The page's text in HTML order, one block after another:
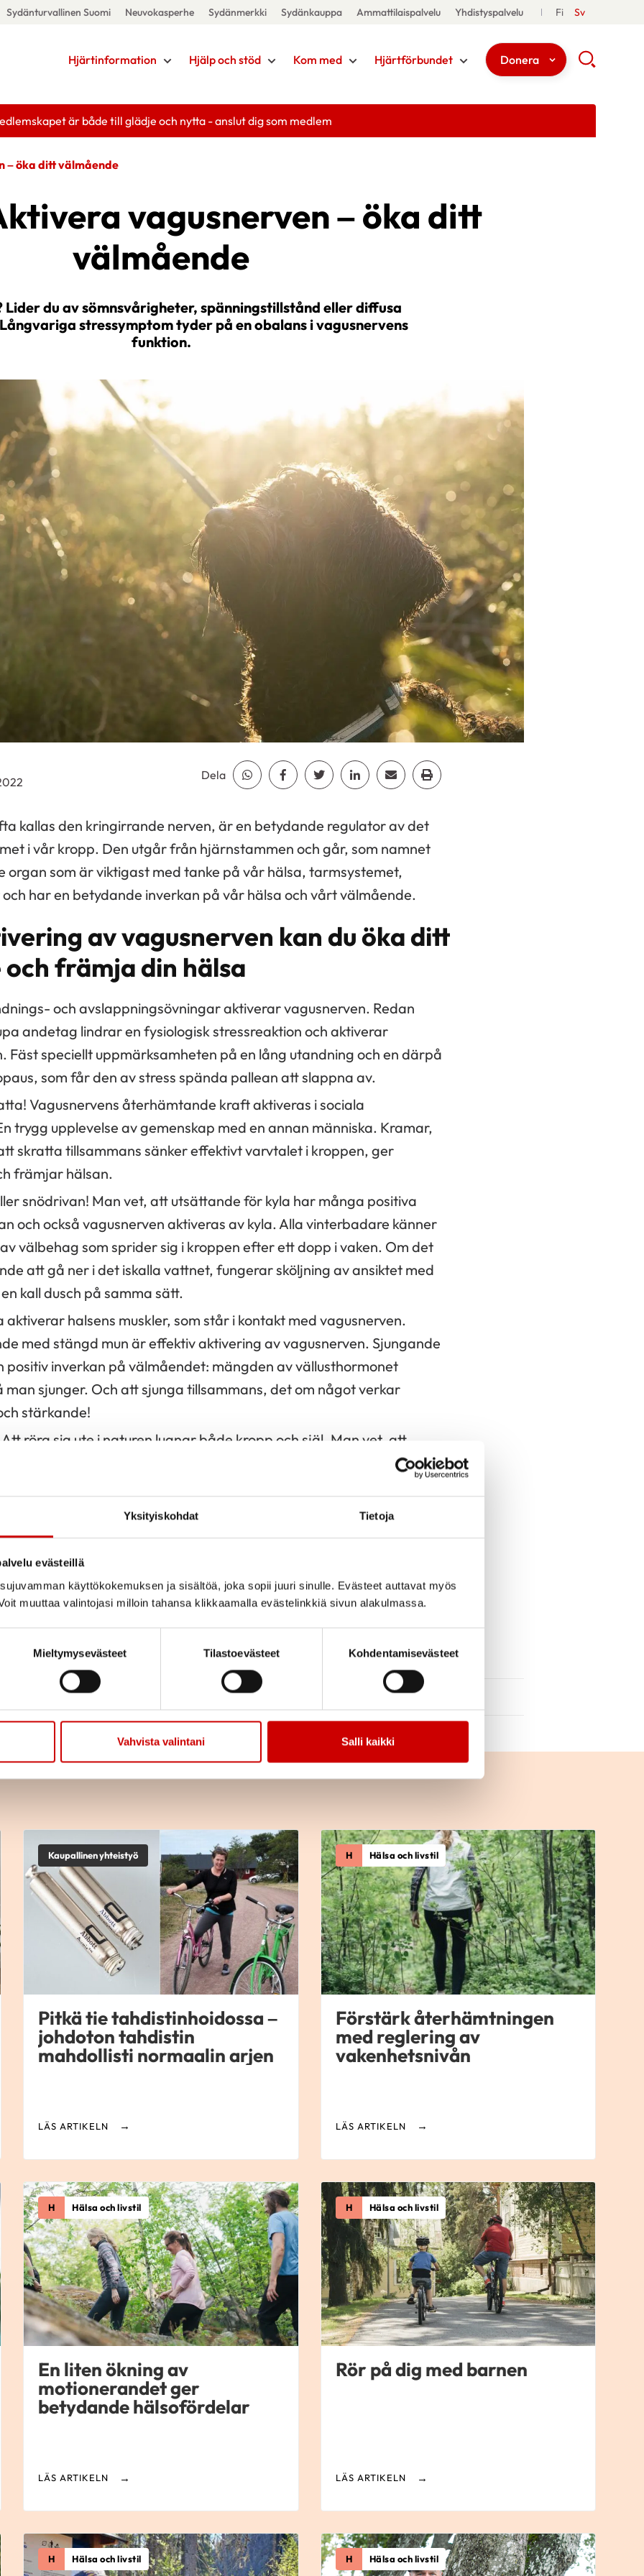
Yksityiskohdat Tietoja
evästeillä
käyttökokemuksen ja sisältöä, joka sopii juuri sinulle. Evästeet auttavat myös
muuttaa valintojasi milloin tahansa klikkaamalla evästelinkkiä sivun alakulmassa.
Mieltymysevästeet Tilastoevästeet Kohdentamisevästeet
Vahvista valintani Salli kaikki
Sydänturvallinen Suomi Neuvokasperhe Sydänmerkki Sydänkauppa Ammattilaispalvelu Yhdistyspalvelu Fi Sv
Hjärtinformation Hjälp och stöd Kom med Hjärtförbundet Donera
är både till glädje och nytta - anslut dig som medlem
– öka ditt välmående
vagusnerven – öka ditt
välmående
Lider du av sömnsvårigheter, spänningstillstånd eller diffusa
stressymptom tyder på en obalans i vagusnervens
funktion.
Dela Dela Whatsapp
Dela Facebook
Dela TwitterDela Linkedin
Dela EmailDela Print
kallas den kringirrande nerven, är en betydande regulator av det
i vår kropp. Den utgår från hjärnstammen och går, som namnet
organ som är viktigast med tanke på vår hälsa, tarmsystemet,
har en betydande inverkan på vår hälsa och vårt välmående.
av vagusnerven kan du öka ditt
främja din hälsa
och avslappningsövningar aktiverar vagusnerven. Redan
andetag lindrar en fysiologisk stressreaktion och aktiverar
Fäst speciellt uppmärksamheten på en lång utandning och en därpå
som får den av stress spända pallean att slappna av.
Vagusnervens återhämtande kraft aktiveras i sociala
trygg upplevelse av gemenskap med en annan människa. Kramar,
skratta tillsammans sänker effektivt varvtalet i kroppen, ger
främjar hälsan.
snödrivan! Man vet, att utsättande för kyla har många positiva
och också vagusnerven aktiveras av kyla. Alla vinterbadare känner
välbehag som sprider sig i kroppen efter ett dopp i vaken. Om det
att gå ner i det iskalla vattnet, fungerar sköljning av ansiktet med
kall dusch på samma sätt.
aktiverar halsens muskler, som står i kontakt med vagusnerven.
med stängd mun är effektiv aktivering av vagusnerven. Sjungande
positiv inverkan på välmåendet: mängden av vällusthormonet
man sjunger. Och att sjunga tillsammans, det om något verkar
stärkande!
röra sig ute i naturen lugnar både kropp och själ. Man vet, att
inverkar på många sätt på hälsan, bland annat sänker den både puls
här lugnet aktiverar vagusnerven och styr kroppen till återhämtning
hälsosammare liv:Trötthet och rytmstörningar besvärade och magen
läkaren rekommenderat. Tecken på sömnapné och
visa sig. Nu får det räcka, beslötTauski Peltonenoch påbörjade
sina levnadsvanor.
Kaupallinen yhteistyö
Pitkä tie tahdistinhoidossa –
johdoton tahdistin
mahdollisti normaalin arjen
LÄS ARTIKELN
H Hälsa och livstil
Förstärk återhämtningen
med reglering av
vakenhetsnivån
LÄS ARTIKELN
H Hälsa och livstil
En liten ökning av
motionerandet ger
betydande hälsofördelar
LÄS ARTIKELN
H Hälsa och livstil
Rör på dig med barnen
LÄS ARTIKELN
H Hälsa och livstil H Hälsa och livstil